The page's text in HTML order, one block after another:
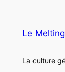
Le
La culture